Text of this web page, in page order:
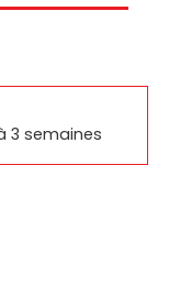
3 semaines